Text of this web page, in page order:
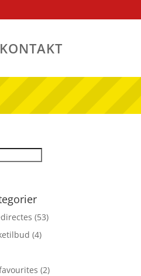
KONTAKT
(53)
(4)
(2)